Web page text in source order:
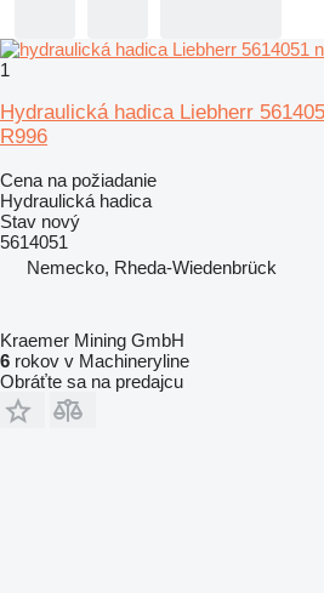
1
Hydraulická hadica Liebherr
R996
Cena na požiadanie
Hydraulická hadica
Stav nový
5614051
Nemecko, Rheda-Wiedenbrück
Kraemer Mining GmbH
6 rokov v Machineryline
Obráťte sa na predajcu